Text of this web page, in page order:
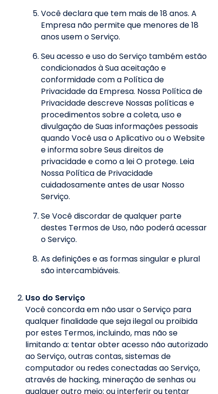
Você declara que tem mais de 18 anos. A
Empresa não permite que menores de 18
anos usem o Serviço.
Seu acesso e uso do Serviço também estão
condicionados à Sua aceitação e
conformidade com a Política de
Privacidade da Empresa. Nossa Política de
Privacidade descreve Nossas políticas e
procedimentos sobre a coleta, uso e
divulgação de Suas informações pessoais
quando Você usa o Aplicativo ou o Website
e informa sobre Seus direitos de
privacidade e como a lei O protege. Leia
Nossa Política de Privacidade
cuidadosamente antes de usar Nosso
Serviço.
Se Você discordar de qualquer parte
destes Termos de Uso, não poderá acessar
o Serviço.
As definições e as formas singular e plural
são intercambiáveis.
Uso do Serviço
Você concorda em não usar o Serviço para
qualquer finalidade que seja ilegal ou proibida
por estes Termos, incluindo, mas não se
limitando a: tentar obter acesso não autorizado
ao Serviço, outras contas, sistemas de
computador ou redes conectadas ao Serviço,
através de hacking, mineração de senhas ou
qualquer outro meio; ou interferir ou tentar